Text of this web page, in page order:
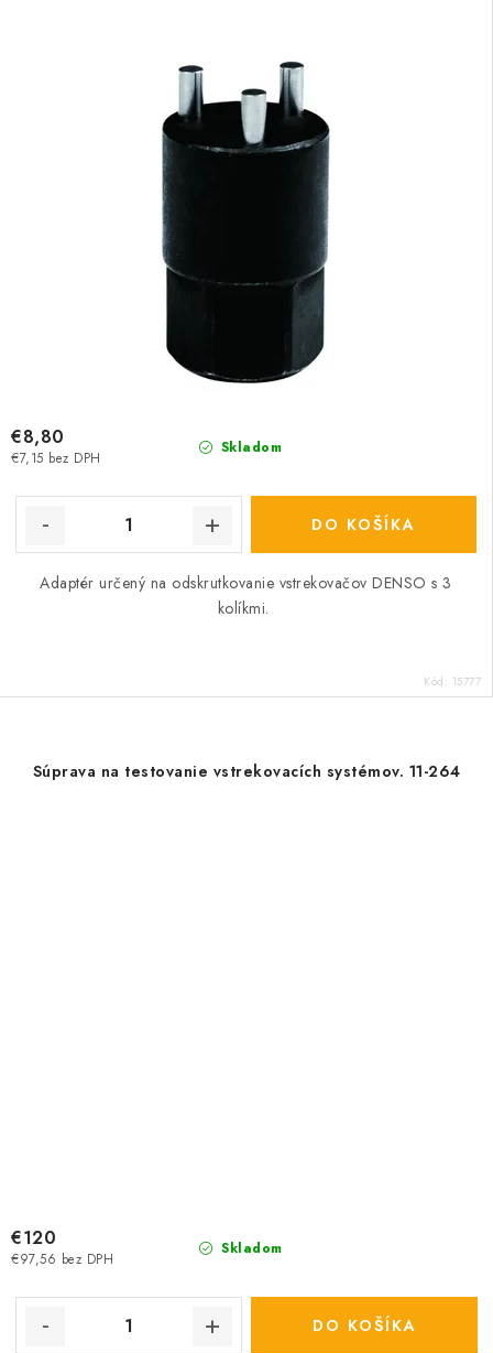
Skladom
€7,15 bez DPH
€8,80
DO KOŠÍKA
Adaptér určený na odskrutkovanie vstrekovačov DENSO s 3
kolíkmi.
Kód: 15777
Súprava na testovanie vstrekovacích systémov. 11-264
Skladom
€97,56 bez DPH
€120
DO KOŠÍKA